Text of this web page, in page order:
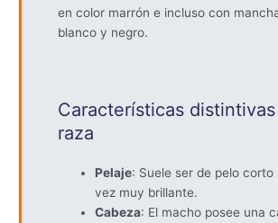
en color marrón e incluso con
blanco y negro.
Características
raza
Pelaje: Suele ser de pelo corto
vez muy brillante.
Cabeza: El macho posee una